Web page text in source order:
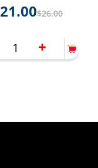
$26.00
21.00
+